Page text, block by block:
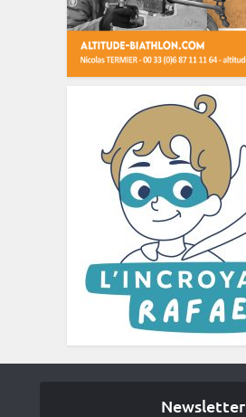
Newsletter